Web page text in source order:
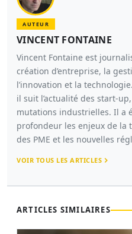
AUTEUR
VINCENT FONTAINE
Vincent Fontaine est
création d’entreprise, la
l’innovation et la
il suit l’actualité des start-
mutations industrielles. Il a
profondeur les enjeux de
des PME et les nouvelles
VOIR TOUS LES ARTICLES
ARTICLES SIMILAIRES